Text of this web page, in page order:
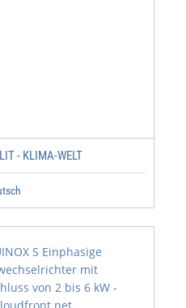
SEIDENMATT POLIERTES
- KLIMA-WELT